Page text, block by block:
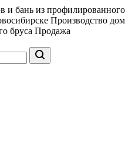
и бань из профилированного
Производство
бруса Продажа